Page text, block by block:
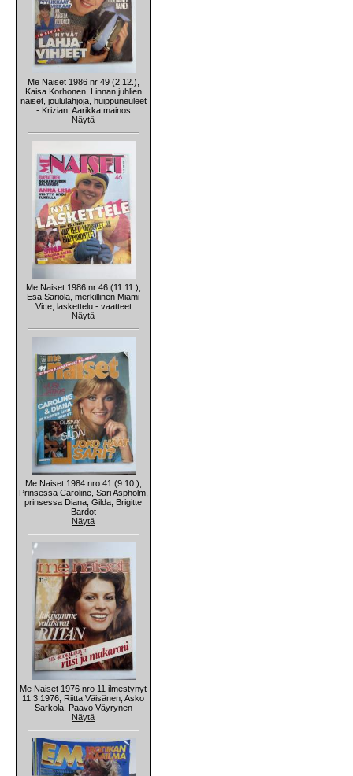
Me Naiset 1986 nr 49 (2.12.),
Kaisa Korhonen, Linnan juhlien
naiset, joululahjoja, huippuneuleet
- Krizian, Aarikka mainos
Näytä
Me Naiset 1986 nr 46 (11.11.),
Esa Sariola, merkillinen Miami
Vice, laskettelu - vaatteet
Näytä
Me Naiset 1984 nro 41 (9.10.),
Prinsessa Caroline, Sari Aspholm,
prinsessa Diana, Gilda, Brigitte
Bardot
Näytä
Me Naiset 1976 nro 11 ilmestynyt
11.3.1976, Riitta Väisänen, Asko
Sarkola, Paavo Väyrynen
Näytä